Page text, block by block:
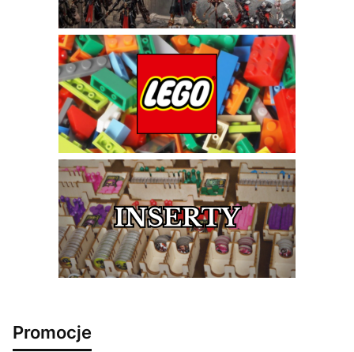
Promocje